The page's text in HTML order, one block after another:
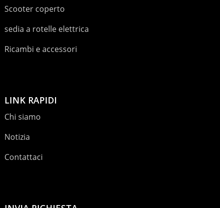
Scooter coperto
sedia a rotelle elettrica
Ricambi e accessori
LINK RAPIDI
Chi siamo
Notizia
Contattaci